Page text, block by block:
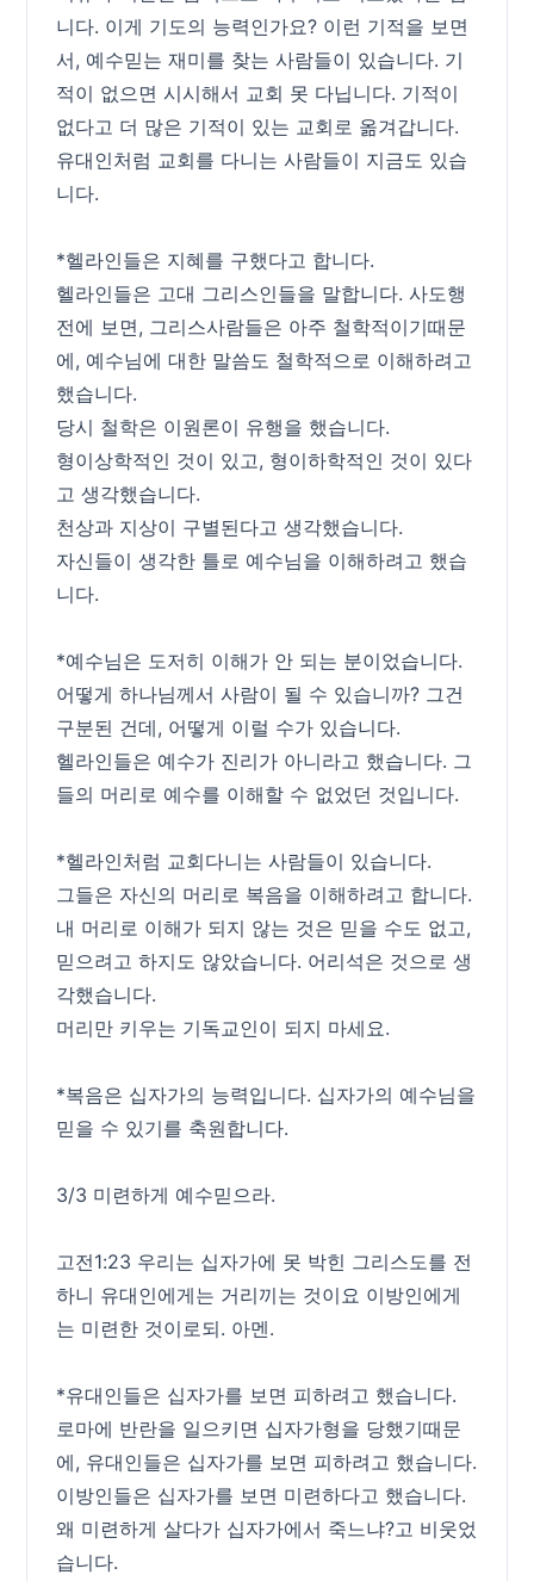
니다. 이게 기도의 능력인가요? 이런 기적을 보면
서, 예수믿는 재미를 찾는 사람들이 있습니다. 기
적이 없으면 시시해서 교회 못 다닙니다. 기적이
없다고 더 많은 기적이 있는 교회로 옮겨갑니다.
유대인처럼 교회를 다니는 사람들이 지금도 있습
니다.
*헬라인들은 지혜를 구했다고 합니다.
헬라인들은 고대 그리스인들을 말합니다. 사도행
전에 보면, 그리스사람들은 아주 철학적이기때문
에, 예수님에 대한 말씀도 철학적으로 이해하려고
했습니다.
당시 철학은 이원론이 유행을 했습니다.
형이상학적인 것이 있고, 형이하학적인 것이 있다
고 생각했습니다.
천상과 지상이 구별된다고 생각했습니다.
자신들이 생각한 틀로 예수님을 이해하려고 했습
니다.
*예수님은 도저히 이해가 안 되는 분이었습니다.
어떻게 하나님께서 사람이 될 수 있습니까? 그건
구분된 건데, 어떻게 이럴 수가 있습니다.
헬라인들은 예수가 진리가 아니라고 했습니다. 그
들의 머리로 예수를 이해할 수 없었던 것입니다.
*헬라인처럼 교회다니는 사람들이 있습니다.
그들은 자신의 머리로 복음을 이해하려고 합니다.
내 머리로 이해가 되지 않는 것은 믿을 수도 없고,
믿으려고 하지도 않았습니다. 어리석은 것으로 생
각했습니다.
머리만 키우는 기독교인이 되지 마세요.
*복음은 십자가의 능력입니다. 십자가의 예수님을
믿을 수 있기를 축원합니다.
3/3 미련하게 예수믿으라.
고전1:23 우리는 십자가에 못 박힌 그리스도를 전
하니 유대인에게는 거리끼는 것이요 이방인에게
는 미련한 것이로되. 아멘.
*유대인들은 십자가를 보면 피하려고 했습니다.
로마에 반란을 일으키면 십자가형을 당했기때문
에, 유대인들은 십자가를 보면 피하려고 했습니다.
이방인들은 십자가를 보면 미련하다고 했습니다.
왜 미련하게 살다가 십자가에서 죽느냐?고 비웃었
습니다.